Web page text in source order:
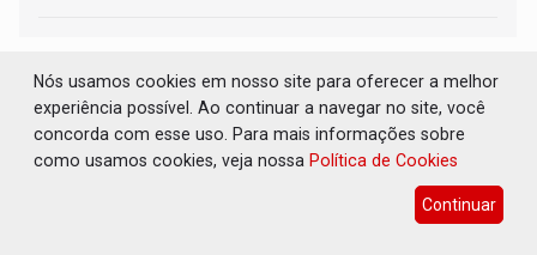
Nós usamos cookies em nosso site para oferecer a melhor
experiência possível. Ao continuar a navegar no site, você
concorda com esse uso. Para mais informações sobre
como usamos cookies, veja nossa Política de Cookies
Continuar